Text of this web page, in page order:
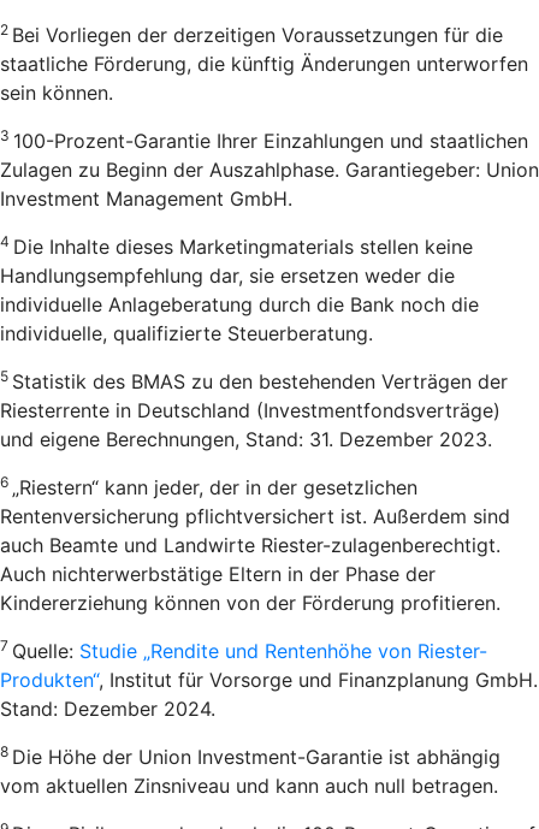
2 Bei Vorliegen der derzeitigen Voraussetzungen für die
staatliche Förderung, die künftig Änderungen unterworfen
sein können.
3 100-Prozent-Garantie Ihrer Einzahlungen und staatlichen
Zulagen zu Beginn der Auszahlphase. Garantiegeber: Union
Investment Management GmbH.
4 Die Inhalte dieses Marketingmaterials stellen keine
Handlungsempfehlung dar, sie ersetzen weder die
individuelle Anlageberatung durch die Bank noch die
individuelle, qualifizierte Steuerberatung.
5 Statistik des BMAS zu den bestehenden Verträgen der
Riesterrente in Deutschland (Investmentfondsverträge)
und eigene Berechnungen, Stand: 31. Dezember 2023.
6 „Riestern“ kann jeder, der in der gesetzlichen
Rentenversicherung pflichtversichert ist. Außerdem sind
auch Beamte und Landwirte Riester-zulagenberechtigt.
Auch nichterwerbstätige Eltern in der Phase der
Kindererziehung können von der Förderung profitieren.
7 Quelle: Studie „Rendite und Rentenhöhe von Riester-
Produkten“, Institut für Vorsorge und Finanzplanung GmbH.
Stand: Dezember 2024.
8 Die Höhe der Union Investment-Garantie ist abhängig
vom aktuellen Zinsniveau und kann auch null betragen.